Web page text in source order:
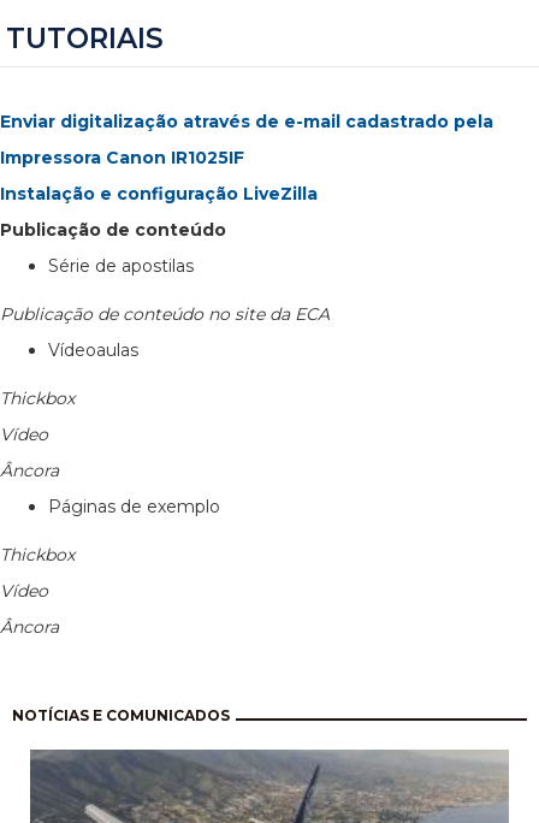
TUTORIAIS
Enviar digitalização através de e-mail cadastrado pela
Impressora Canon IR1025IF
Instalação e configuração LiveZilla
Publicação de conteúdo
Série de apostilas
Publicação de conteúdo no site da ECA
Vídeoaulas
Thickbox
Vídeo
Âncora
Páginas de exemplo
Thickbox
Vídeo
Âncora
NOTÍCIAS E COMUNICADOS
Paginação